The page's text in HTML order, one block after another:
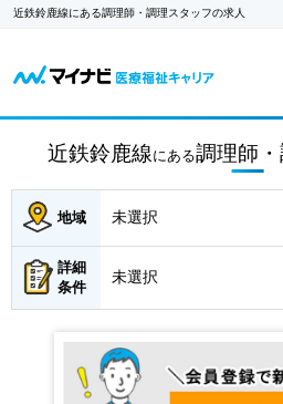
近鉄鈴鹿線にある調理師・調理スタッフの求人
近鉄鈴鹿線 にある調理師
地域 未選択
詳細
条件
未選択